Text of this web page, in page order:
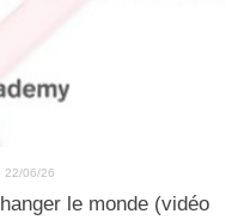
22/06/26
le monde (vidéo